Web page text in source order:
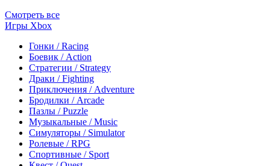
Смотреть все
Игры Xbox
Гонки / Racing
Боевик / Action
Стратегии / Strategy
Драки / Fighting
Приключения / Adventure
Бродилки / Arcade
Пазлы / Puzzle
Музыкальные / Music
Симуляторы / Simulator
Ролевые / RPG
Спортивные / Sport